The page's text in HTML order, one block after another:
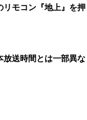
モコン『地上』を押
送時間とは一部異な